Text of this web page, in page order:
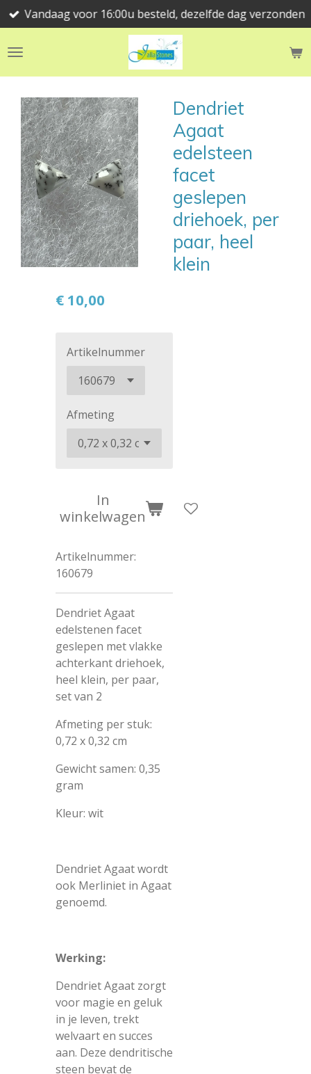
Ga
direct
naar
Vandaag voor 16:00u besteld, dezelfde dag verzonden
Dendriet
Agaat
edelsteen
facet
geslepen
driehoek, per
paar, heel
klein
€ 10,00
Artikelnummer
Afmeting
In
winkelwagen
Artikelnummer:
160679
Dendriet Agaat
edelstenen facet
geslepen met vlakke
achterkant driehoek,
heel klein, per paar,
set van 2
Afmeting per stuk:
0,72 x 0,32 cm
Gewicht samen: 0,35
gram
Kleur: wit
Dendriet Agaat wordt
ook Merliniet in Agaat
genoemd.
Werking:
Dendriet Agaat zorgt
voor magie en geluk
in je leven, trekt
welvaart en succes
aan. Deze dendritische
steen bevat de